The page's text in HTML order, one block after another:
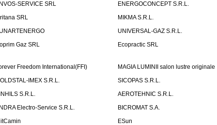
SERVICE SRL
ENERGOCONCEPT S.R.L.
SRL
MIKMA S.R.L.
UNIVERSAL-GAZ S.R.L.
Gaz SRL
Ecopractic SRL
Freedom International(FFI)
MAGIA LUMINII salon lustre originale
IMEX S.R.L.
SICOPAS S.R.L.
S.R.L.
AEROTEHNIC S.R.L.
Electro-Service S.R.L.
BICROMAT S.A.
ESun